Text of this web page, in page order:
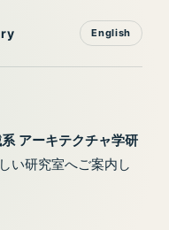
English
アーキテクチャ学研
い研究室へご案内し